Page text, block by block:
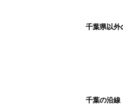
千葉県以外
千葉の沿線